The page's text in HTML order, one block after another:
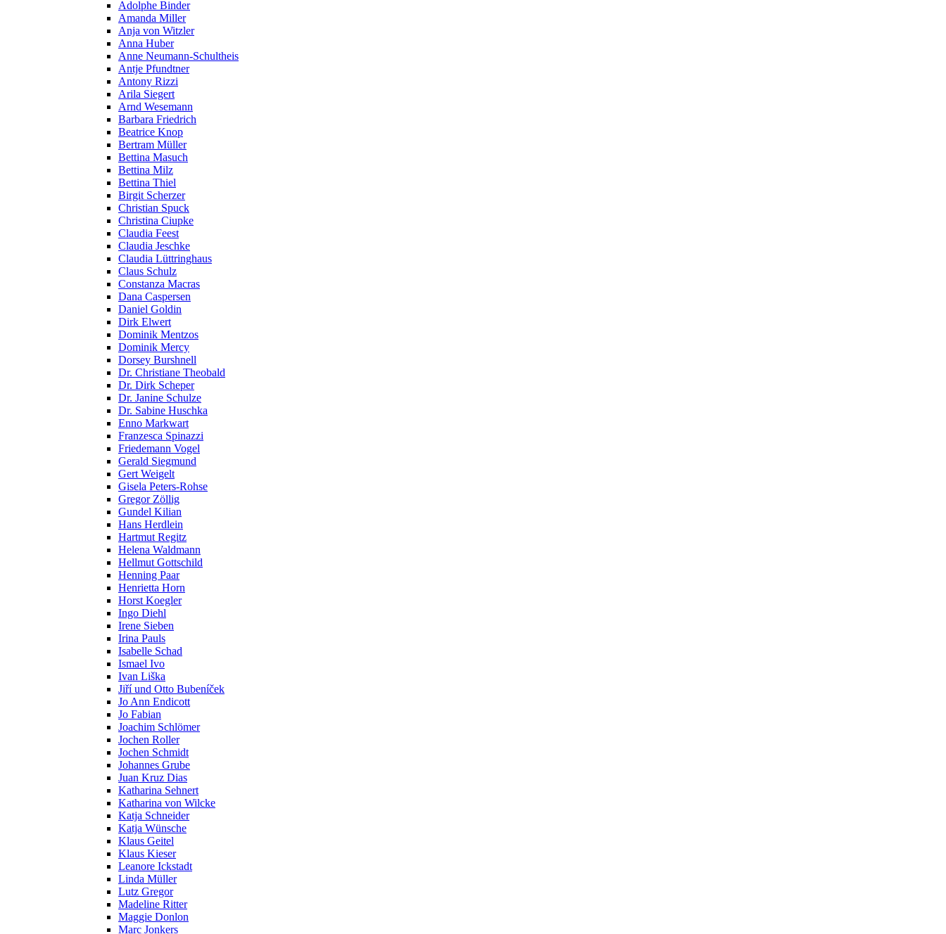
Adolphe Binder
Amanda Miller
Anja von Witzler
Anna Huber
Anne Neumann-Schultheis
Antje Pfundtner
Antony Rizzi
Arila Siegert
Arnd Wesemann
Barbara Friedrich
Beatrice Knop
Bertram Müller
Bettina Masuch
Bettina Milz
Bettina Thiel
Birgit Scherzer
Christian Spuck
Christina Ciupke
Claudia Feest
Claudia Jeschke
Claudia Lüttringhaus
Claus Schulz
Constanza Macras
Dana Caspersen
Daniel Goldin
Dirk Elwert
Dominik Mentzos
Dominik Mercy
Dorsey Burshnell
Dr. Christiane Theobald
Dr. Dirk Scheper
Dr. Janine Schulze
Dr. Sabine Huschka
Enno Markwart
Franzesca Spinazzi
Friedemann Vogel
Gerald Siegmund
Gert Weigelt
Gisela Peters-Rohse
Gregor Zöllig
Gundel Kilian
Hans Herdlein
Hartmut Regitz
Helena Waldmann
Hellmut Gottschild
Henning Paar
Henrietta Horn
Horst Koegler
Ingo Diehl
Irene Sieben
Irina Pauls
Isabelle Schad
Ismael Ivo
Ivan Liška
Jiří und Otto Bubeníček
Jo Ann Endicott
Jo Fabian
Joachim Schlömer
Jochen Roller
Jochen Schmidt
Johannes Grube
Juan Kruz Dias
Katharina Sehnert
Katharina von Wilcke
Katja Schneider
Katja Wünsche
Klaus Geitel
Klaus Kieser
Leanore Ickstadt
Linda Müller
Lutz Gregor
Madeline Ritter
Maggie Donlon
Marc Jonkers